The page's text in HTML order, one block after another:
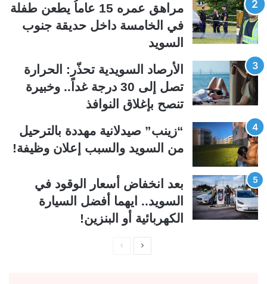
س
ا
ي
مراهق عمره 15 عاماُ يطعن طفلة
في الخامسة داخل حديقة جنوب
السويد
الأرصاد السويدية تحذّر: الحرارة
تصل إلى 30 درجة غداً.. وخبيرة
تنصح بإغلاق النوافذ
“زينب” صيدلانية مهددة بالترحيل
من السويد والسبب إعلان وظيفة!
بعد انخفاض أسعار الوقود في
السويد.. ايهما أفضل السيارة
الكهربائية أو البنزين!